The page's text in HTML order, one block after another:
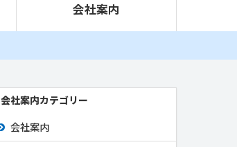
会社案内
会社案内カテゴリー
会社案内